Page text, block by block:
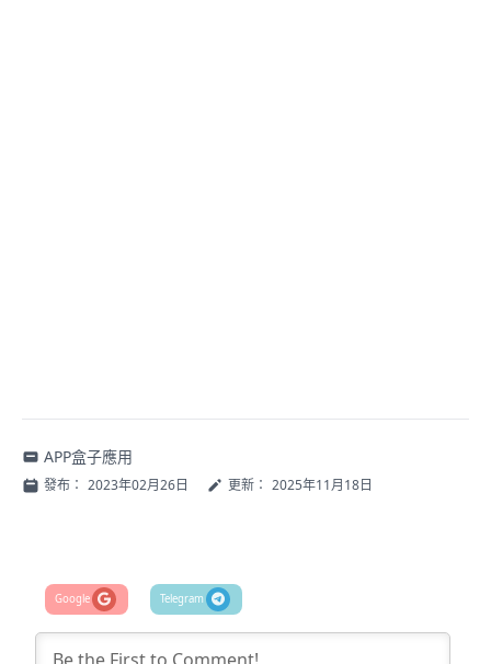
APP盒子應用
發布： 2023年02月26日 更新： 2025年11月18日